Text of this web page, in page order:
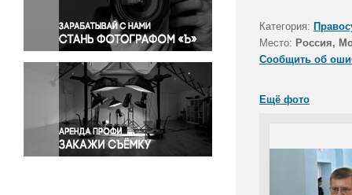
Правосудие
Происшествия и конфликты
Религия
Светская жизнь
Спорт
Экология
Экономика и бизнес
Категория:
Место: Россия,
Сообщить об
Ещё фото